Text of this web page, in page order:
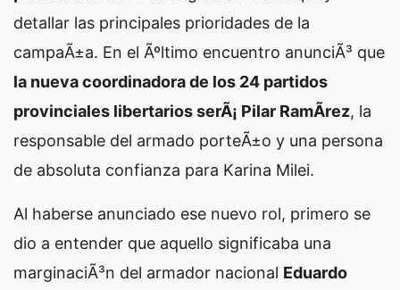
detallar las principales prioridades de la
campaÃ±a. En el Ãºltimo encuentro anunciÃ³ que
la nueva coordinadora de los 24 partidos
provinciales libertarios serÃ¡ Pilar RamÃ­rez, la
responsable del armado porteÃ±o y una persona
de absoluta confianza para Karina Milei.
Al haberse anunciado ese nuevo rol, primero se
dio a entender que aquello significaba una
marginaciÃ³n del armador nacional Eduardo